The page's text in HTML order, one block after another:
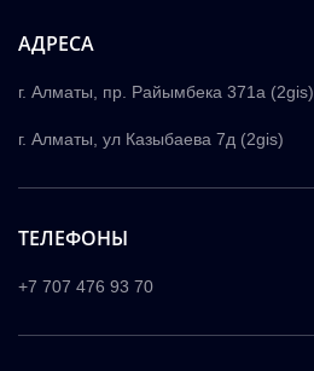
АДРЕСА
г. Алматы, пр. Райымбека 371а (2gis)
г. Алматы, ул Казыбаева 7д (2gis)
ТЕЛЕФОНЫ
+7 707 476 93 70